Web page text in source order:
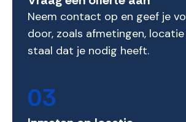
Neem contact op en geef je
door, zoals afmetingen,
staal dat je nodig heeft.
03